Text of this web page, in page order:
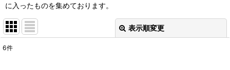
に入ったものを集めております。
表示順変更
6件